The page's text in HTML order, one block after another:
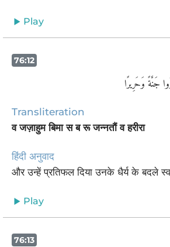
Play
76:12
Transliteration
व जज़ाहुम बिमा स ब रू जन्नतौं व हरीरा
हिंदी अनुवाद
और उन्हें प्रतिफल दिया उनके धैर्य के बदले
Play
76:13